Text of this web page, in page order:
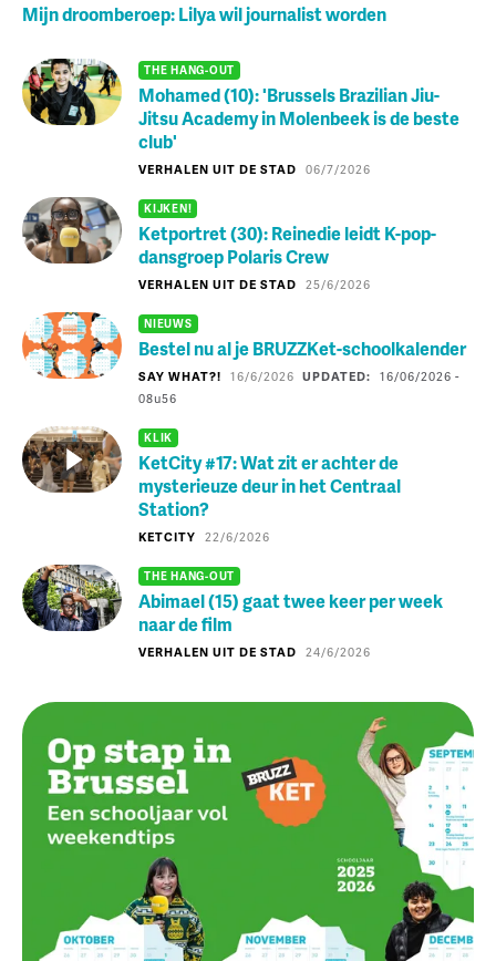
Mijn droomberoep: Lilya wil journalist worden
THE HANG-OUT
Mohamed (10): 'Brussels Brazilian Jiu-
Jitsu Academy in Molenbeek is de beste
club'
VERHALEN UIT DE STAD 06/7/2026
KIJKEN!
Ketportret (30): Reinedie leidt K-pop-
dansgroep Polaris Crew
VERHALEN UIT DE STAD 25/6/2026
NIEUWS
Bestel nu al je BRUZZKet-schoolkalender
SAY WHAT?! 16/6/2026 UPDATED: 16/06/2026 -
08u56
KLIK
KetCity #17: Wat zit er achter de
mysterieuze deur in het Centraal
Station?
KETCITY 22/6/2026
THE HANG-OUT
Abimael (15) gaat twee keer per week
naar de film
VERHALEN UIT DE STAD 24/6/2026